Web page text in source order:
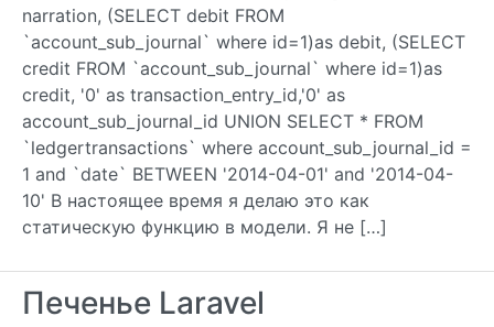
narration, (SELECT debit FROM
`account_sub_journal` where id=1)as debit, (SELECT
credit FROM `account_sub_journal` where id=1)as
credit, '0' as transaction_entry_id,'0' as
account_sub_journal_id UNION SELECT * FROM
`ledgertransactions` where account_sub_journal_id =
1 and `date` BETWEEN '2014-04-01' and '2014-04-
10' В настоящее время я делаю это как
статическую функцию в модели. Я не […]
Печенье Laravel